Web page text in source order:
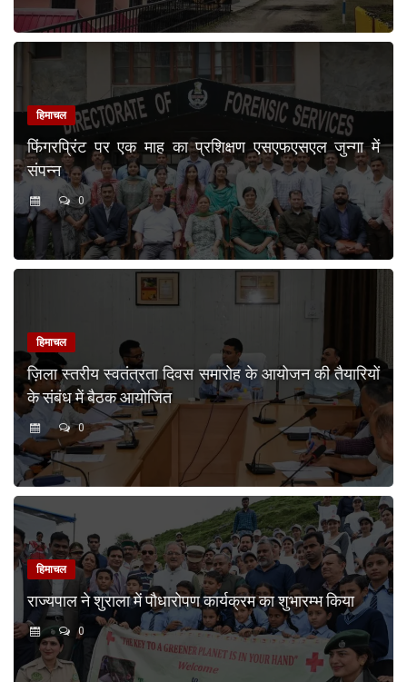
हिमाचल
फिंगरप्रिंट पर एक माह का प्रशिक्षण एसएफएसएल जुन्गा में
संपन्न
0
हिमाचल
ज़िला स्तरीय स्वतंत्रता दिवस समारोह के आयोजन की तैयारियों
के संबंध में बैठक आयोजित
0
हिमाचल
राज्यपाल ने शुराला में पौधारोपण कार्यक्रम का शुभारम्भ किया
0